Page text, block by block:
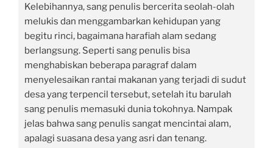
Kelebihannya, sang penulis bercerita seolah-olah
melukis dan menggambarkan kehidupan yang
begitu rinci, bagaimana harafiah alam sedang
berlangsung. Seperti sang penulis bisa
menghabiskan beberapa paragraf dalam
menyelesaikan rantai makanan yang terjadi di sudut
desa yang terpencil tersebut, setelah itu barulah
sang penulis memasuki dunia tokohnya. Nampak
jelas bahwa sang penulis sangat mencintai alam,
apalagi suasana desa yang asri dan tenang.